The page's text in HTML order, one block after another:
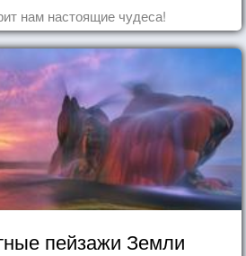
нам настоящие чудеса!
пейзажи Земли